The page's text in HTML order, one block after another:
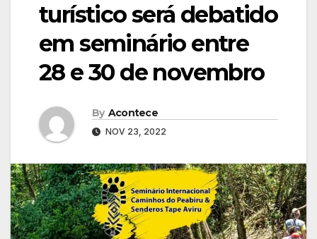
turístico será debatido
em seminário entre
28 e 30 de novembro
By Acontece
NOV 23, 2022